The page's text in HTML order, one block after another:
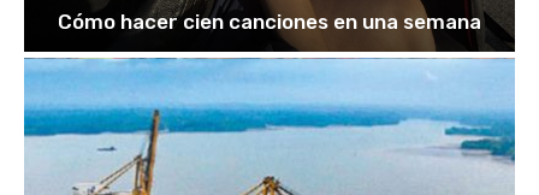
Cómo hacer cien canciones en una semana